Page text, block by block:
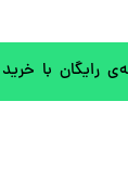
رایگان با